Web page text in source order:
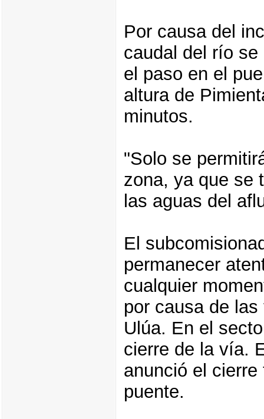
Por causa del
caudal del río
el paso en el
altura de
minutos.
"Solo se
zona, ya que se
las aguas del
El
permanecer
cualquier
por causa de
Ulúa. En el
cierre de la vía.
anunció el
puente.